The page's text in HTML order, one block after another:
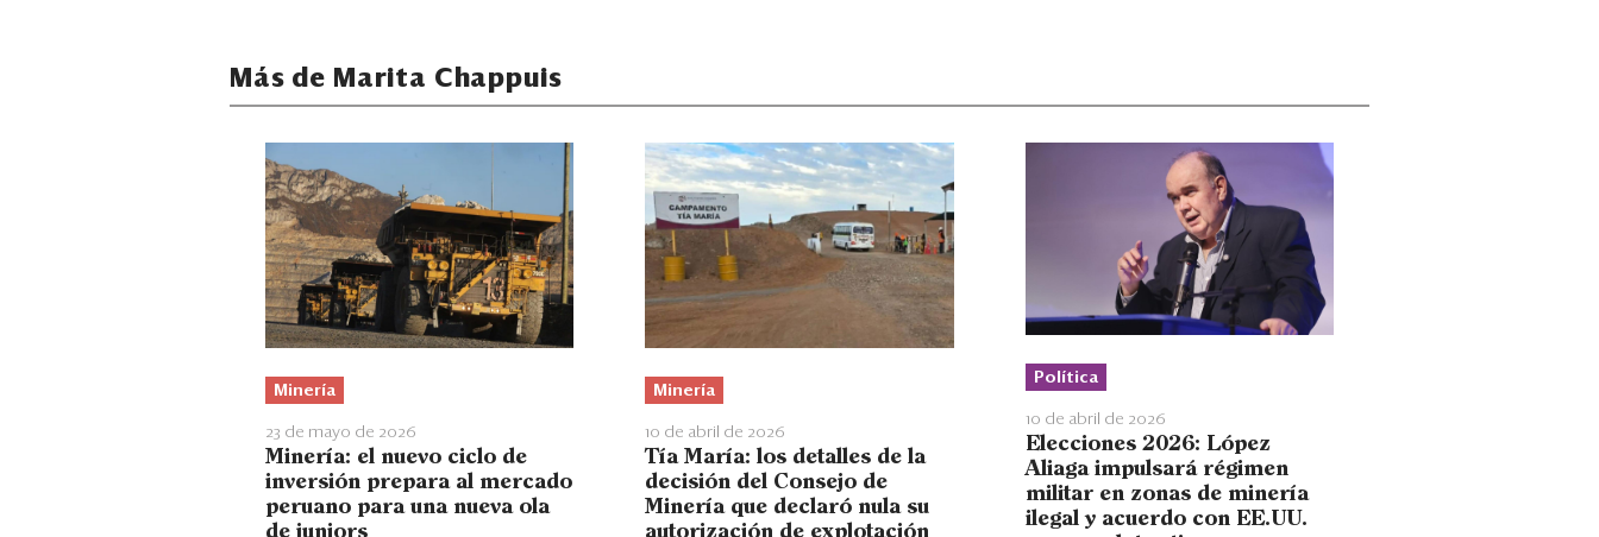
Más de Marita Chappuis
Minería
23 de mayo de 2026
Minería: el nuevo ciclo de
inversión prepara al mercado
peruano para una nueva ola
de juniors
Minería
10 de abril de 2026
Tía María: los detalles de la
decisión del Consejo de
Minería que declaró nula su
autorización de explotación
Política
10 de abril de 2026
Elecciones 2026: López
Aliaga impulsará régimen
militar en zonas de minería
ilegal y acuerdo con EE.UU.